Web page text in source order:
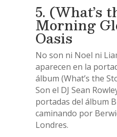
5. (What’s
Morning
Oasis
No son ni Noel ni
aparecen en la
álbum (What’s the
Son el DJ Sean
portadas del álbum
caminando por
Londres.